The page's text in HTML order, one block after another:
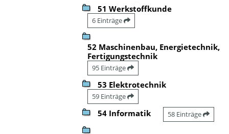
51 Werkstoffkunde
6 Einträge
52 Maschinenbau, Energietechnik,
Fertigungstechnik
95 Einträge
53 Elektrotechnik
59 Einträge
54 Informatik 58 Einträge